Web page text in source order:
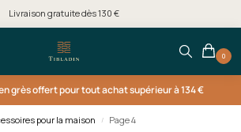
Livraison gratuite dès 130 €
0
grès offert pour tout achat supérieur à 134 €
pour la maison / Page 4